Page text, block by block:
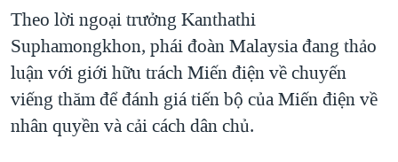
"Tìm"NGƯỜI VIỆT HẢI NGOẠI
ĐỜI SỐNG
KINH TẾ
KHOA HỌC
SỨC KHOẺ
HÀNH TRÌNH BẦU CỬ 2024
MỘT NĂM CHIẾN TRANH TẠI DẢI GAZA
GIẢI MÃ VÀNH ĐAI & CON ĐƯỜNG
NGÀY TỊ NẠN THẾ GIỚI
VIDEO
NGHE
MẠNG XÃ HỘI
Theo lời ngoại trưởng Kanthathi
Suphamongkhon, phái đoàn Malaysia đang thảo
luận với giới hữu trách Miến điện về chuyến
viếng thăm để đánh giá tiến bộ của Miến điện về
nhân quyền và cải cách dân chủ.